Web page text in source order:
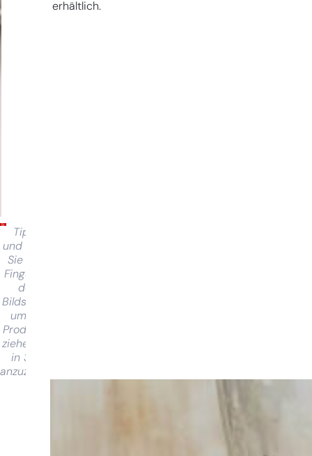
Tippen
und halten
Sie Ihren
Finger auf
dem
Bildschirm,
um das
Produkt zu
ziehen und
in 360°
anzuzeigen
erhältlich.